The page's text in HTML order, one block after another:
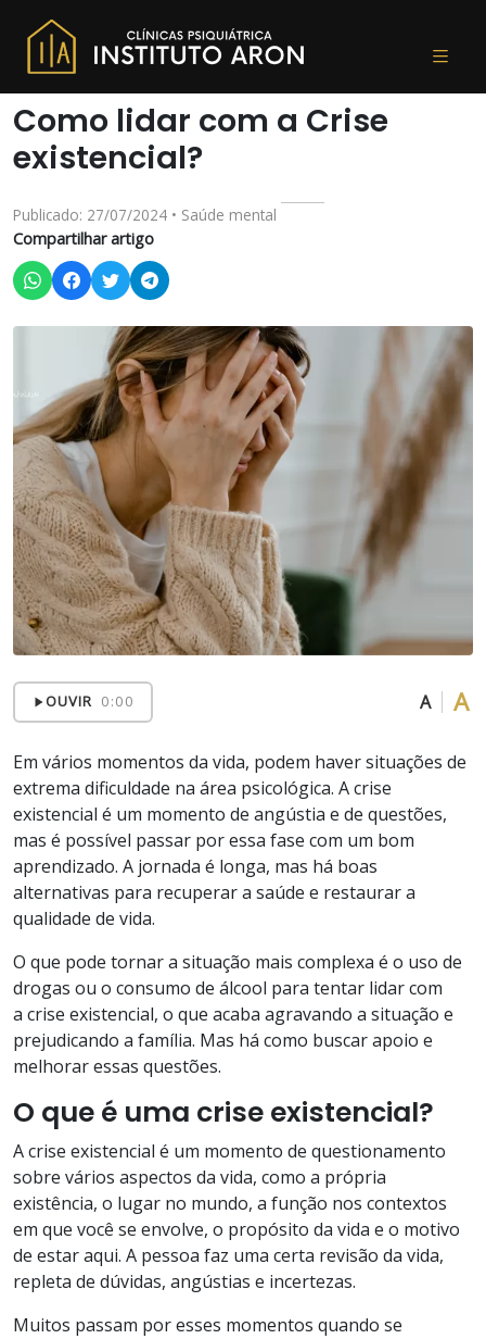
Como lidar com a Crise
existencial?
Publicado: 27/07/2024 • Saúde mental
Compartilhar artigo
OUVIR 0:00 A A
Em vários momentos da vida, podem haver situações de
extrema dificuldade na área psicológica. A crise
existencial é um momento de angústia e de questões,
mas é possível passar por essa fase com um bom
aprendizado. A jornada é longa, mas há boas
alternativas para recuperar a saúde e restaurar a
qualidade de vida.
O que pode tornar a situação mais complexa é o uso de
drogas ou o consumo de álcool para tentar lidar com
a crise existencial, o que acaba agravando a situação e
prejudicando a família. Mas há como buscar apoio e
melhorar essas questões.
O que é uma crise existencial?
A crise existencial é um momento de questionamento
sobre vários aspectos da vida, como a própria
existência, o lugar no mundo, a função nos contextos
em que você se envolve, o propósito da vida e o motivo
de estar aqui. A pessoa faz uma certa revisão da vida,
repleta de dúvidas, angústias e incertezas.
Muitos passam por esses momentos quando se